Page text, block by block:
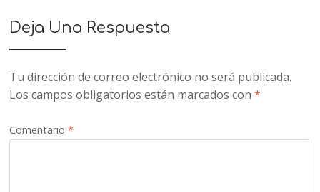
Deja Una Respuesta
Tu dirección de correo electrónico no será publicada.
Los campos obligatorios están marcados con*
Comentario*